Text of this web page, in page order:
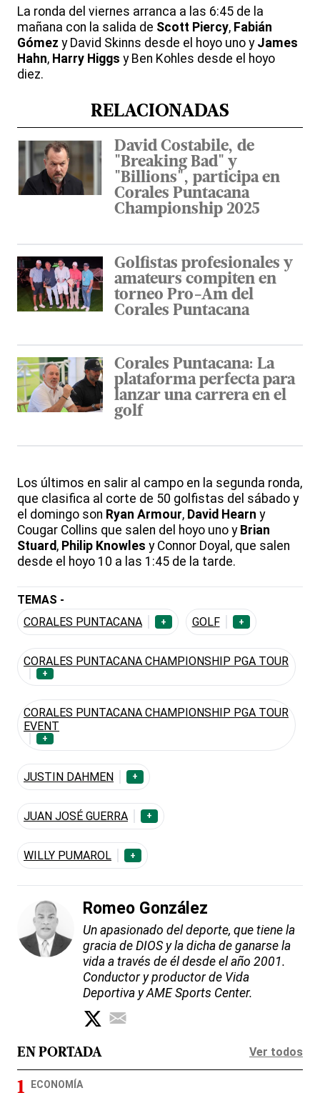
La ronda del viernes arranca a las 6:45 de la
mañana con la salida de Scott Piercy, Fabián
Gómez y David Skinns desde el hoyo uno y James
Hahn, Harry Higgs y Ben Kohles desde el hoyo
diez.
RELACIONADAS
David Costabile, de
"Breaking Bad" y
"Billions", participa en
Corales Puntacana
Championship 2025
Golfistas profesionales y
amateurs compiten en
torneo Pro-Am del
Corales Puntacana
Corales Puntacana: La
plataforma perfecta para
lanzar una carrera en el
golf
Los últimos en salir al campo en la segunda ronda,
que clasifica al corte de 50 golfistas del sábado y
el domingo son Ryan Armour, David Hearn y
Cougar Collins que salen del hoyo uno y Brian
Stuard , Philip Knowles y Connor Doyal, que salen
desde el hoyo 10 a las 1:45 de la tarde.
TEMAS -
CORALES PUNTACANA
+ GOLF +
CORALES PUNTACANA CHAMPIONSHIP PGA TOUR
+
CORALES PUNTACANA CHAMPIONSHIP PGA TOUR
EVENT
+
JUSTIN DAHMEN +
JUAN JOSÉ GUERRA +
WILLY PUMAROL +
Romeo González
Un apasionado del deporte, que tiene la
gracia de DIOS y la dicha de ganarse la
vida a través de él desde el año 2001.
Conductor y productor de Vida
Deportiva y AME Sports Center.
EN PORTADA Ver todos
ECONOMÍA